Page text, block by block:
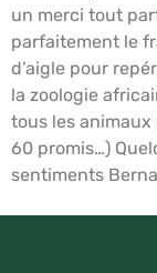
un merci tout
parfaitement le
d’aigle pour
la zoologie
tous les
60 promis…)
sentiments